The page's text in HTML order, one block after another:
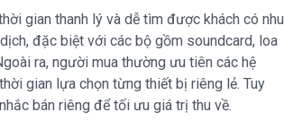
gian thanh lý và dễ tìm được khách có nhu
đặc biệt với các bộ gồm soundcard, loa
ra, người mua thường ưu tiên các hệ
gian lựa chọn từng thiết bị riêng lẻ. Tuy
bán riêng để tối ưu giá trị thu về.